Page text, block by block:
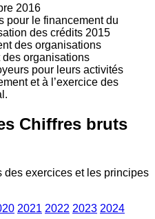
2016
pour le financement du
des crédits 2015
des organisations
organisations
pour leurs activités
et à l’exercice des
Chiffres bruts
des exercices et les principes
2021 2022 2023 2024